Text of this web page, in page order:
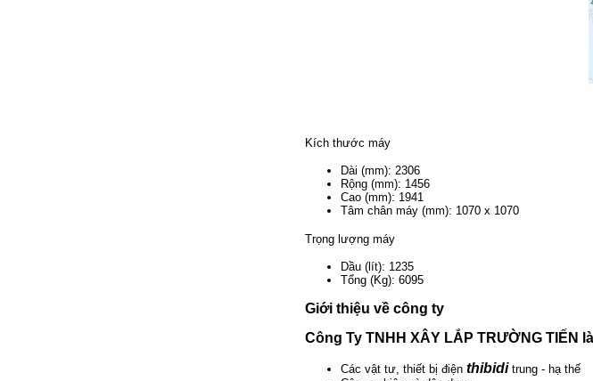
Kích thước máy
Dài (mm): 2306
Rộng (mm): 1456
Cao (mm): 1941
Tâm chân máy (mm): 1070 x 1070
Trọng lượng máy
Dầu (lít): 1235
Tổng (Kg): 6095
Giới thiệu về công ty
Công Ty TNHH XÂY LẮP TRƯỜNG TIẾN
Các vật tư, thiết bị điện thibidi trung - hạ thế